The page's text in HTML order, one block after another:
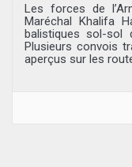
Les forces de
Maréchal Khalifa
balistiques sol-sol
Plusieurs convois
aperçus sur les